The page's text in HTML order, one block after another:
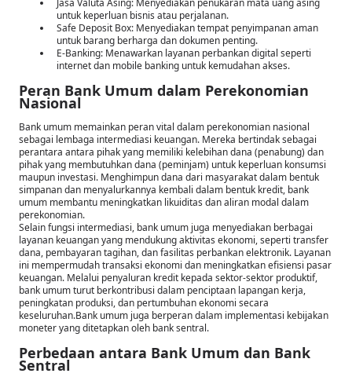
Jasa Valuta Asing: Menyediakan penukaran mata uang asing
untuk keperluan bisnis atau perjalanan.
Safe Deposit Box: Menyediakan tempat penyimpanan aman
untuk barang berharga dan dokumen penting.
E-Banking: Menawarkan layanan perbankan digital seperti
internet dan mobile banking untuk kemudahan akses.
Peran Bank Umum dalam Perekonomian
Nasional
Bank umum memainkan peran vital dalam perekonomian nasional
sebagai lembaga intermediasi keuangan. Mereka bertindak sebagai
perantara antara pihak yang memiliki kelebihan dana (penabung) dan
pihak yang membutuhkan dana (peminjam) untuk keperluan konsumsi
maupun investasi. Menghimpun dana dari masyarakat dalam bentuk
simpanan dan menyalurkannya kembali dalam bentuk kredit, bank
umum membantu meningkatkan likuiditas dan aliran modal dalam
perekonomian.
Selain fungsi intermediasi, bank umum juga menyediakan berbagai
layanan keuangan yang mendukung aktivitas ekonomi, seperti transfer
dana, pembayaran tagihan, dan fasilitas perbankan elektronik. Layanan
ini mempermudah transaksi ekonomi dan meningkatkan efisiensi pasar
keuangan. Melalui penyaluran kredit kepada sektor-sektor produktif,
bank umum turut berkontribusi dalam penciptaan lapangan kerja,
peningkatan produksi, dan pertumbuhan ekonomi secara
keseluruhan.Bank umum juga berperan dalam implementasi kebijakan
moneter yang ditetapkan oleh bank sentral.
Perbedaan antara Bank Umum dan Bank
Sentral